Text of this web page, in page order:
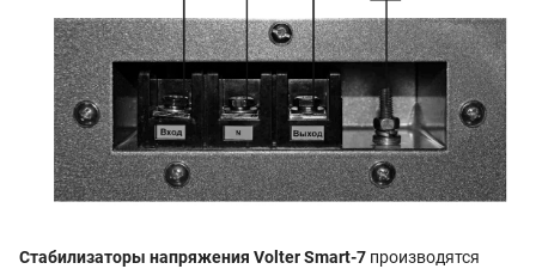
Стабилизаторы напряжения Volter Smart-7 производятся